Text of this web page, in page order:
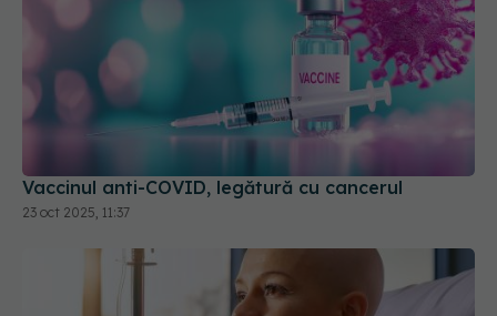
Vaccinul anti-COVID, legătură cu cancerul